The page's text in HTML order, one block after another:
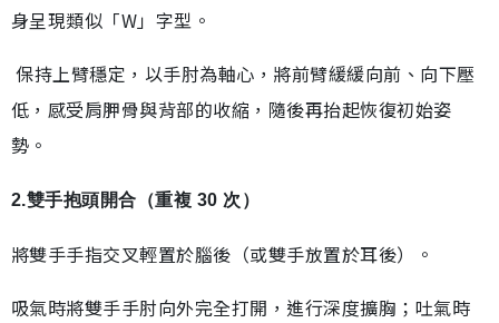
身呈現類似「W」字型。
保持上臂穩定，以手肘為軸心，將前臂緩緩向前、向下壓
低，感受肩胛骨與背部的收縮，隨後再抬起恢復初始姿
勢。
2.雙手抱頭開合（重複 30 次）
將雙手手指交叉輕置於腦後（或雙手放置於耳後）。
吸氣時將雙手手肘向外完全打開，進行深度擴胸；吐氣時